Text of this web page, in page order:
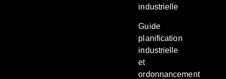
industrielle
Guide
planification
industrielle
et
ordonnancement